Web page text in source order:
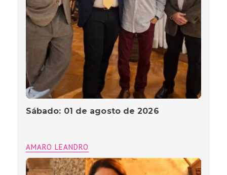
Sábado: 01 de agosto de 2026
AMARO LEANDRO